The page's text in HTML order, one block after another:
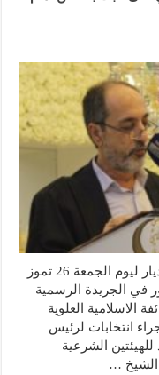
كتب الصحافي علي ضاحي في جريدة الديار ليوم الجمعة 26 تموز
رقم 140 والمنشور في الجريدة الرسمية
الطائفة الاسلامية العلوية
انتخابات لرئيس
الشرعية
الشيخ …